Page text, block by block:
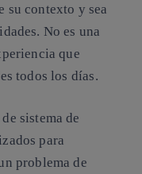
su contexto y sea
No es una
que
todos los días.
sistema de
para
problema de